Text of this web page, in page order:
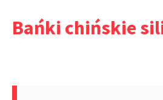
Bańki chińskie